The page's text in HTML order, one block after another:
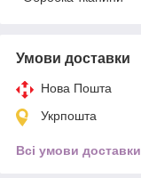
Умови доставки
Нова Пошта
Укрпошта
Всі умови доставки